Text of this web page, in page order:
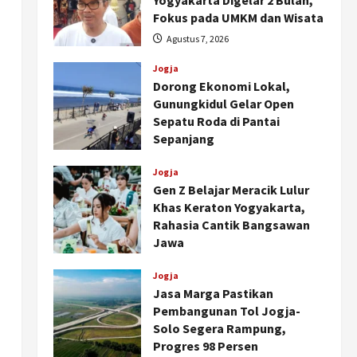
Fokus pada UMKM dan Wisata
Agustus 7, 2026
Jogja
Dorong Ekonomi Lokal,
Gunungkidul Gelar Open
Sepatu Roda di Pantai
Sepanjang
Jogja
Gen Z Belajar Meracik Lulur
Khas Keraton Yogyakarta,
Rahasia Cantik Bangsawan
Jawa
Jogja
Jasa Marga Pastikan
Pembangunan Tol Jogja-
Solo Segera Rampung,
Progres 98 Persen